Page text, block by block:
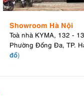
Showroom Hà Nội
Toà nhà KYMA, 132 -
Phường Đống Đa, TP.
đồ)